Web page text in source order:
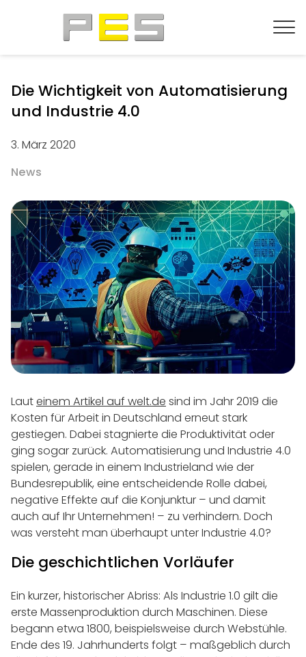
Die Wichtigkeit von Automatisierung
und Industrie 4.0
3. März 2020
News
Lauteinem Artikel auf welt.de sind im Jahr 2019 die
Kosten für Arbeit in Deutschland erneut stark
gestiegen. Dabei stagnierte die Produktivität oder
ging sogar zurück. Automatisierung und Industrie 4.0
spielen, gerade in einem Industrieland wie der
Bundesrepublik, eine entscheidende Rolle dabei,
negative Effekte auf die Konjunktur – und damit
auch auf Ihr Unternehmen! – zu verhindern. Doch
was versteht man überhaupt unter Industrie 4.0?
Die geschichtlichen Vorläufer
Ein kurzer, historischer Abriss: Als Industrie 1.0 gilt die
erste Massenproduktion durch Maschinen. Diese
begann etwa 1800, beispielsweise durch Webstühle.
Ende des 19. Jahrhunderts folgt – maßgeblich durch